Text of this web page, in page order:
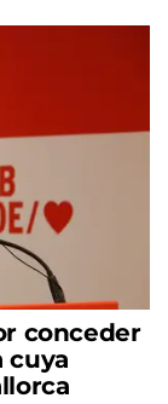
conceder
cuya